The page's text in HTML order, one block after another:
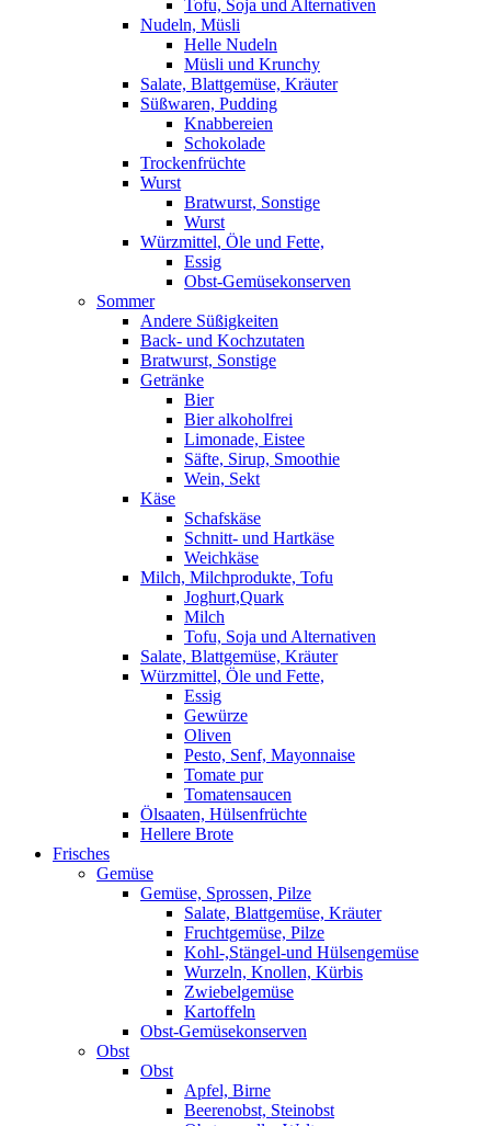
Tofu, Soja und Alternativen
Nudeln, Müsli
Helle Nudeln
Müsli und Krunchy
Salate, Blattgemüse, Kräuter
Süßwaren, Pudding
Knabbereien
Schokolade
Trockenfrüchte
Wurst
Bratwurst, Sonstige
Wurst
Würzmittel, Öle und Fette,
Essig
Obst-Gemüsekonserven
Sommer
Andere Süßigkeiten
Back- und Kochzutaten
Bratwurst, Sonstige
Getränke
Bier
Bier alkoholfrei
Limonade, Eistee
Säfte, Sirup, Smoothie
Wein, Sekt
Käse
Schafskäse
Schnitt- und Hartkäse
Weichkäse
Milch, Milchprodukte, Tofu
Joghurt,Quark
Milch
Tofu, Soja und Alternativen
Salate, Blattgemüse, Kräuter
Würzmittel, Öle und Fette,
Essig
Gewürze
Oliven
Pesto, Senf, Mayonnaise
Tomate pur
Tomatensaucen
Ölsaaten, Hülsenfrüchte
Hellere Brote
Frisches
Gemüse
Gemüse, Sprossen, Pilze
Salate, Blattgemüse, Kräuter
Fruchtgemüse, Pilze
Kohl-,Stängel-und Hülsengemüse
Wurzeln, Knollen, Kürbis
Zwiebelgemüse
Kartoffeln
Obst-Gemüsekonserven
Obst
Obst
Apfel, Birne
Beerenobst, Steinobst